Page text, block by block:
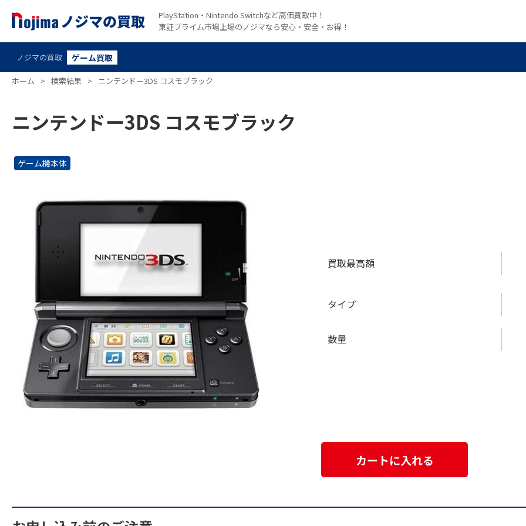
PlayStation・Nintendo Switchなど高価買取中！
東証プライム市場上場のノジマなら安心・安全・お得！
ノジマの買取 ゲーム買取
ホーム > 検索結果 > ニンテンドー3DS コスモブラック
ニンテンドー3DS コスモブラック
ゲーム機本体
買取最高額
タイプ
数量
カートに入れる